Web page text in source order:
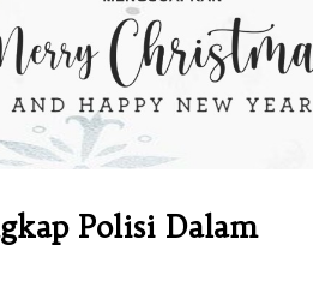
Polisi Dalam